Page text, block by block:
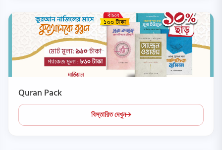
Quran Pack
বিস্তারিত দেখুন